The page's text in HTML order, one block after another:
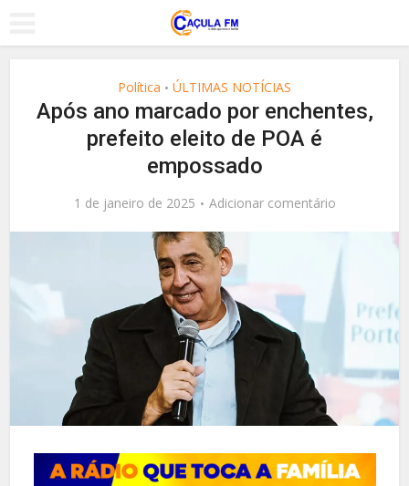
Política • ÚLTIMAS NOTÍCIAS
Após ano marcado por enchentes,
prefeito eleito de POA é
empossado
1 de janeiro de 2025 Adicionar comentário